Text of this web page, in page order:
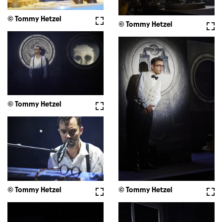
Vollbild
© Tommy Hetzel
© Tommy Hetzel
Vollbild
© Tommy Hetzel
© Tommy Hetzel
Vollbild
© Tommy Hetzel